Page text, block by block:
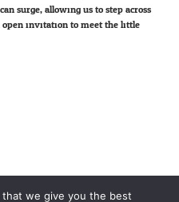
surge, allowing us to step across
open invitation to meet the little
we give you the best